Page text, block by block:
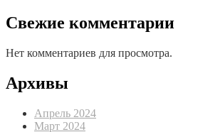
Свежие комментарии
Нет комментариев для просмотра.
Архивы
Апрель 2024
Март 2024